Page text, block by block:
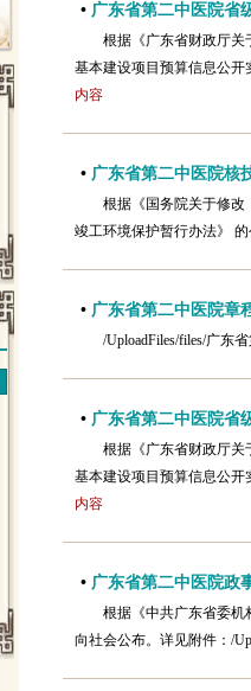
• 广东省第二中医院省
根据《广东省财政厅关
基本建设项目预算信息公
内容
• 广东省第二中医院核
根据《国务院关于修改
竣工环境保护暂行办法》
• 广东省第二中医院章
/UploadFiles/files/广
• 广东省第二中医院省
根据《广东省财政厅关
基本建设项目预算信息公
内容
• 广东省第二中医院政
根据《中共广东省委
向社会公布。详见附件：/